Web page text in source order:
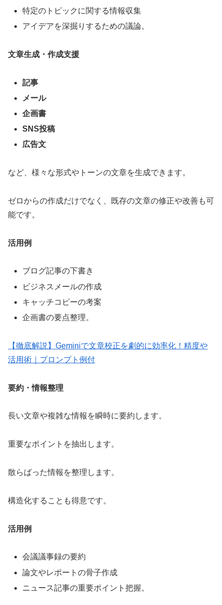
特定のトピックに関する情報収集
アイデアを深掘りするための議論。
文章生成・作成支援
記事
メール
企画書
SNS投稿
広告文
など、様々な形式やトーンの文章を生成できます。
ゼロからの作成だけでなく、既存の文章の修正や改善も可
能です。
活用例
ブログ記事の下書き
ビジネスメールの作成
キャッチコピーの考案
企画書の要点整理。
【徹底解説】Geminiで文章校正を劇的に効率化！精度や
活用術｜プロンプト例付
要約・情報整理
長い文章や複雑な情報を瞬時に要約します。
重要なポイントを抽出します。
散らばった情報を整理します。
構造化することも得意です。
活用例
会議議事録の要約
論文やレポートの骨子作成
ニュース記事の重要ポイント把握。